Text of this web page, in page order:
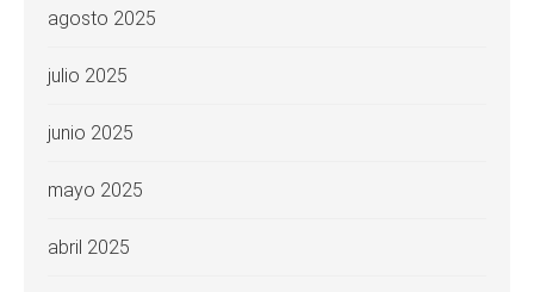
agosto 2025
julio 2025
junio 2025
mayo 2025
abril 2025